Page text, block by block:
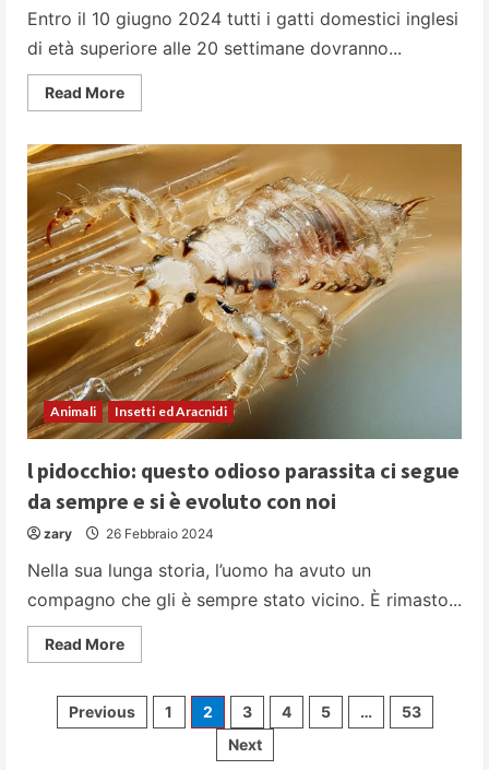
Entro il 10 giugno 2024 tutti i gatti domestici inglesi
di età superiore alle 20 settimane dovranno...
Read MoreRead
more
microchip
gatti:
come
stanno
le
cose
in
Italia?
Animali Insetti ed Aracnidi
l pidocchio: questo odioso parassita ci segue
da sempre e si è evoluto con noi
zary 26 Febbraio 2024
Nella sua lunga storia, l’uomo ha avuto un
compagno che gli è sempre stato vicino. È rimasto...
Read MoreRead
more
pidocchio:
questo
odioso
Paginazione
Previous 1 2 3 4 5 …
53
Next